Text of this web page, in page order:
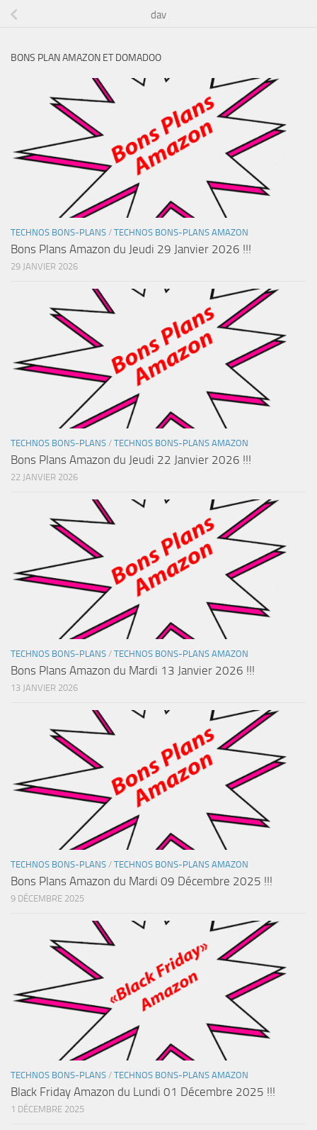
dav
BONS PLAN AMAZON ET DOMADOO
TECHNOS BONS-PLANS / TECHNOS BONS-PLANS AMAZON
Bons Plans Amazon du Jeudi 29 Janvier 2026 !!!
29 JANVIER 2026
TECHNOS BONS-PLANS / TECHNOS BONS-PLANS AMAZON
Bons Plans Amazon du Jeudi 22 Janvier 2026 !!!
22 JANVIER 2026
TECHNOS BONS-PLANS / TECHNOS BONS-PLANS AMAZON
Bons Plans Amazon du Mardi 13 Janvier 2026 !!!
13 JANVIER 2026
TECHNOS BONS-PLANS / TECHNOS BONS-PLANS AMAZON
Bons Plans Amazon du Mardi 09 Décembre 2025 !!!
9 DÉCEMBRE 2025
TECHNOS BONS-PLANS / TECHNOS BONS-PLANS AMAZON
Black Friday Amazon du Lundi 01 Décembre 2025 !!!
1 DÉCEMBRE 2025